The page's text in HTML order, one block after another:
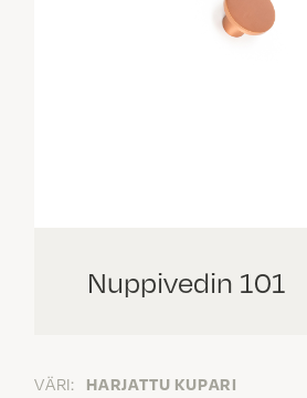
Nuppivedin 101
VÄRI: HARJATTU KUPARI